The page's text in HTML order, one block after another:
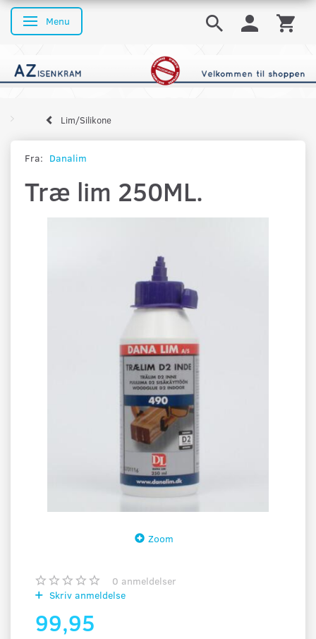
Skifte navigation
Menu
Lim/Silikone
Fra: Danalim
Træ lim 250ML.
Zoom
0 anmeldelser
Skriv anmeldelse
99,95